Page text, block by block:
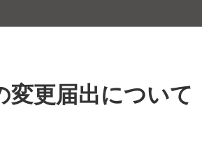
変更届出について